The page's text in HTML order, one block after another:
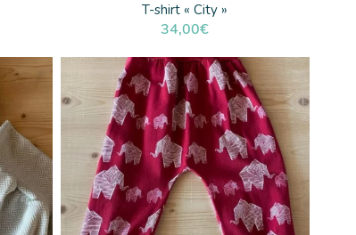
T-shirt « City »
34,00€